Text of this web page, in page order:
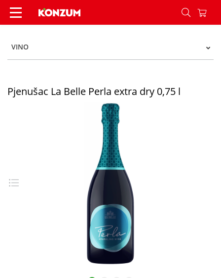
Pjenušac La Belle Perla extra dry 0,75 l - Konzum
VINO
Pjenušac La Belle Perla extra dry 0,75 l